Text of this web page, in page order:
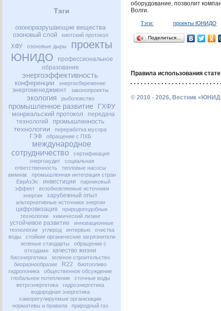
Тэги
озоноразрушающие вещества
озоновый слой
киотский протокол
ХФУ озоновые дыры
проекты
ЮНИДО
профессиональное
образование
энергоэффективность
конференции энергосбережение
энергоменеджмент законопроекты
экология рыболовство
промышленное развитие ГХФУ
монреальский протокол
передача
технологий
промышленность
технологии переработка мусора
ГЭФ обращение с ПХБ
международное
сотрудничество
сертификация
энергоаудит
социальная
ответственность
тепловые насосы
аммиак
промышленная интеграция стран
ЕврАзЭс
инвестиции
парниковый
эффект
возобновляемые источники
энергии
зарубежный опыт
альтернативные источники энергии
цифровизация
природоподобные
технологии
химический лизинг
устойчивое развитие
инновационные
технологии
углерод интервью
очистка
воды
стойкие органические загрязнители
зеленые стандарты
обращение с
отходами
качество жизни
биоэнергетика
зеленое строительство
биоразнообразие
R22
биотопливо
гидропоника
общественное обсуждение
глобальное потепление
сточные воды
ветроэнергетика
гидроэнергетика
водородная энергетика
саморегулируемые организации
нормативы и правила
природный газ
оборудование, позволит
Волги.
Тэги: проекты ЮНИДО
Поделиться…
Правила использования
© 2010 - 2026, Вестник